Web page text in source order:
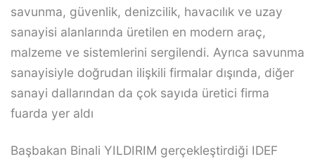
savunma, güvenlik, denizcilik, havacılık ve uzay
sanayisi alanlarında üretilen en modern araç,
malzeme ve sistemlerini sergilendi. Ayrıca savunma
sanayisiyle doğrudan ilişkili firmalar dışında, diğer
sanayi dallarından da çok sayıda üretici firma
fuarda yer aldı
Başbakan Binali YILDIRIM gerçekleştirdiği IDEF